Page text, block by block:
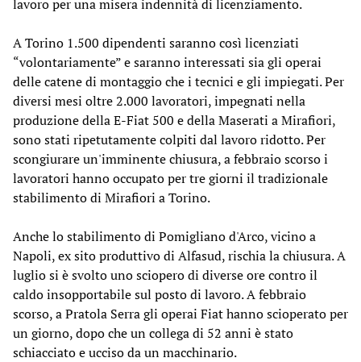
lavoro per una misera indennità di licenziamento.
A Torino 1.500 dipendenti saranno così licenziati
“volontariamente” e saranno interessati sia gli operai
delle catene di montaggio che i tecnici e gli impiegati. Per
diversi mesi oltre 2.000 lavoratori, impegnati nella
produzione della E-Fiat 500 e della Maserati a Mirafiori,
sono stati ripetutamente colpiti dal lavoro ridotto. Per
scongiurare un'imminente chiusura, a febbraio scorso i
lavoratori hanno occupato per tre giorni il tradizionale
stabilimento di Mirafiori a Torino.
Anche lo stabilimento di Pomigliano d'Arco, vicino a
Napoli, ex sito produttivo di Alfasud, rischia la chiusura. A
luglio si è svolto uno sciopero di diverse ore contro il
caldo insopportabile sul posto di lavoro. A febbraio
scorso, a Pratola Serra gli operai Fiat hanno scioperato per
un giorno, dopo che un collega di 52 anni è stato
schiacciato e ucciso da un macchinario.